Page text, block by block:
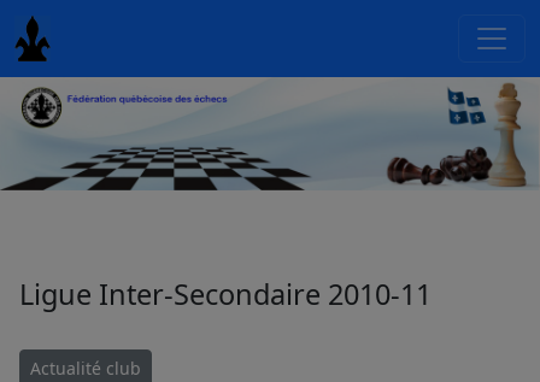
Ligue Inter-Secondaire 2010-11
Actualité club